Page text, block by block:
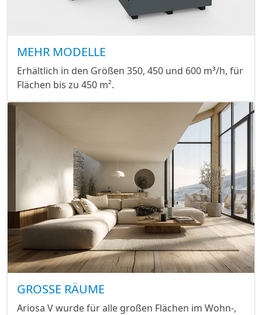
MEHR MODELLE
Erhältlich in den Größen 350, 450 und 600 m³/h, für
Flächen bis zu 450 m².
GROSSE RÄUME
Ariosa V wurde für alle großen Flächen im Wohn-,